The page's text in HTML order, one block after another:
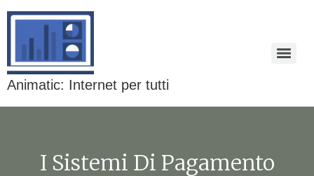
Animatic: Internet per tutti
I Sistemi Di Pagamento